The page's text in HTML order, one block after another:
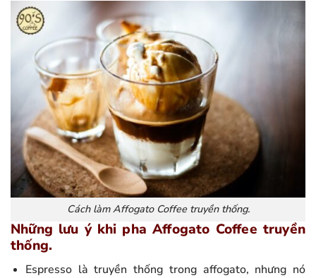
Cách làm Affogato Coffee truyền thống.
Những lưu ý khi pha Affogato Coffee truyền
thống.
Espresso là truyền thống trong affogato, nhưng nó